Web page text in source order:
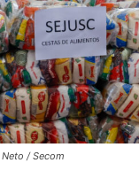
/ Secom